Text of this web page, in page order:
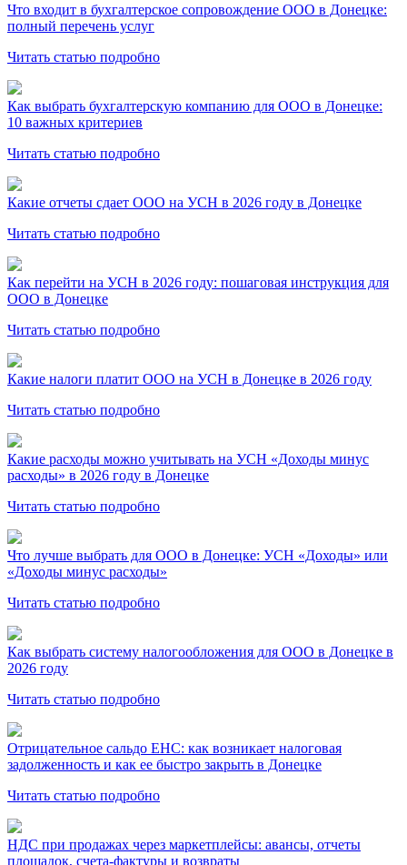
Что входит в бухгалтерское сопровождение ООО в Донецке:
полный перечень услуг
Читать статью подробно
Как выбрать бухгалтерскую компанию для ООО в Донецке:
10 важных критериев
Читать статью подробно
Какие отчеты сдает ООО на УСН в 2026 году в Донецке
Читать статью подробно
Как перейти на УСН в 2026 году: пошаговая инструкция для
ООО в Донецке
Читать статью подробно
Какие налоги платит ООО на УСН в Донецке в 2026 году
Читать статью подробно
Какие расходы можно учитывать на УСН «Доходы минус
расходы» в 2026 году в Донецке
Читать статью подробно
Что лучше выбрать для ООО в Донецке: УСН «Доходы» или
«Доходы минус расходы»
Читать статью подробно
Как выбрать систему налогообложения для ООО в Донецке в
2026 году
Читать статью подробно
Отрицательное сальдо ЕНС: как возникает налоговая
задолженность и как ее быстро закрыть в Донецке
Читать статью подробно
НДС при продажах через маркетплейсы: авансы, отчеты
площадок, счета-фактуры и возвраты